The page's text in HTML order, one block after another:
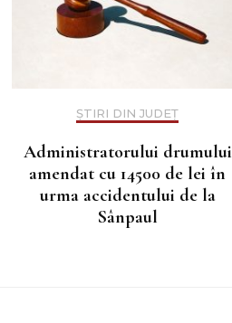
ȘTIRI DIN JUDEȚ
Administratorului drumului
amendat cu 14500 de lei în
urma accidentului de la
Sânpaul